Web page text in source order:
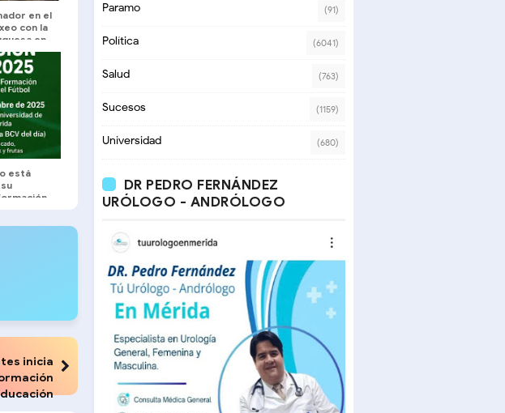
en el
con la
en
está
inicia
Paramo (91)
Política (6041)
Salud (763)
Sucesos (1159)
Universidad (680)
DR PEDRO FERNÁNDEZ
URÓLOGO - ANDRÓLOGO